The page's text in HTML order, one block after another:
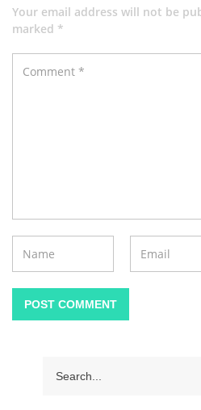
Your email address will not be
marked *
POST COMMENT